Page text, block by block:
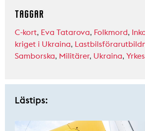
TAGGAR
C-kort, Eva Tatarova, Folkmord,
kriget i Ukraina,
Samborska, Militärer, Ukraina,
Lästips: